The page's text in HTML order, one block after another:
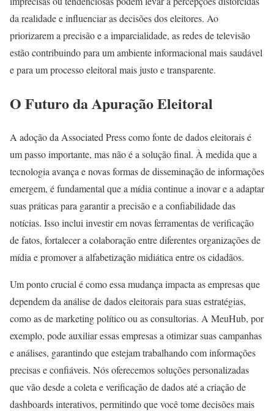
da realidade e influenciar as decisões dos eleitores. Ao
priorizarem a precisão e a imparcialidade, as redes de televisão
estão contribuindo para um ambiente informacional mais saudável
e para um processo eleitoral mais justo e transparente.
O Futuro da Apuração Eleitoral
A adoção da Associated Press como fonte de dados eleitorais é
um passo importante, mas não é a solução final. À medida que a
tecnologia avança e novas formas de disseminação de informações
emergem, é fundamental que a mídia continue a inovar e a adaptar
suas práticas para garantir a precisão e a confiabilidade das
notícias. Isso inclui investir em novas ferramentas de verificação
de fatos, fortalecer a colaboração entre diferentes organizações de
mídia e promover a alfabetização midiática entre os cidadãos.
Um ponto crucial é como essa mudança impacta as empresas que
dependem da análise de dados eleitorais para suas estratégias,
como as de marketing político ou as consultorias. A MeuHub, por
exemplo, pode auxiliar essas empresas a otimizar suas campanhas
e análises, garantindo que estejam trabalhando com informações
precisas e confiáveis. Nós oferecemos soluções personalizadas
que vão desde a coleta e verificação de dados até a criação de
dashboards interativos, permitindo que você tome decisões mais